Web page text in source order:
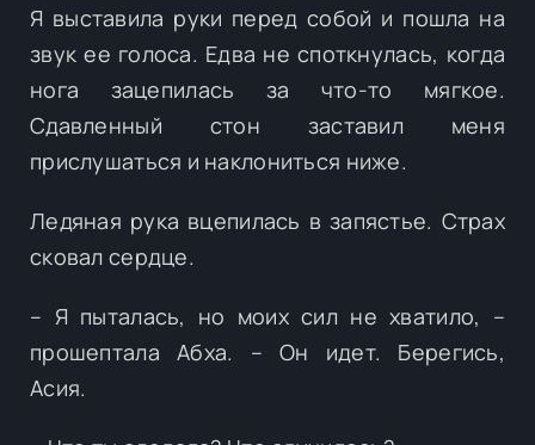
Я выставила руки перед собой и пошла на
звук ее голоса. Едва не споткнулась, когда
нога зацепилась за что-то мягкое.
Сдавленный стон заставил меня
прислушаться и наклониться ниже.
Ледяная рука вцепилась в запястье. Страх
сковал сердце.
– Я пыталась, но моих сил не хватило, –
прошептала Абха. – Он идет. Берегись,
Асия.